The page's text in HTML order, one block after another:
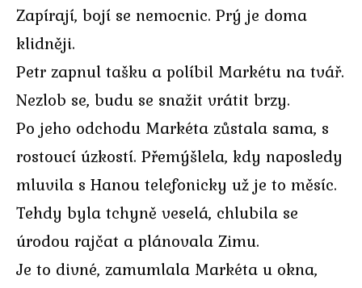
Zapírají, bojí se nemocnic. Prý je doma
klidněji.
Petr zapnul tašku a políbil Markétu na tvář.
Nezlob se, budu se snažit vrátit brzy.
Po jeho odchodu Markéta zůstala sama, s
rostoucí úzkostí. Přemýšlela, kdy naposledy
mluvila s Hanou telefonicky už je to měsíc.
Tehdy byla tchyně veselá, chlubila se
úrodou rajčat a plánovala Zimu.
Je to divné, zamumlala Markéta u okna,